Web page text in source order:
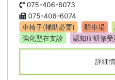
075-406-6073
075-406-6074
車椅子(補助必要)
駐車場
強化型在支診
認知症研修受
詳細